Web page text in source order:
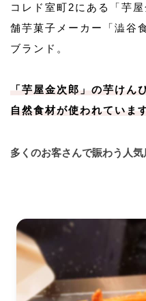
コレド室町2にある「芋
舗芋菓子メーカー「澁谷
ブランド。
「芋屋金次郎」の芋けん
自然食材が使われていま
多くのお客さんで賑わう人気